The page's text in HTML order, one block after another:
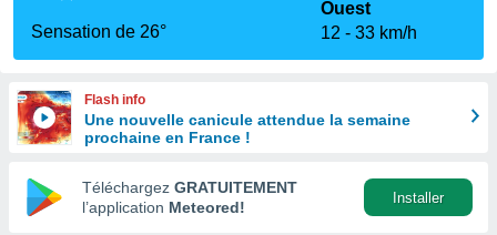
en
Sensation de 26°
Ouest
12
33 km/h
Flash info
Une nouvelle canicule attendue la semaine
prochaine en France !
Téléchargez GRATUITEMENT
l’application Meteored!
Installer